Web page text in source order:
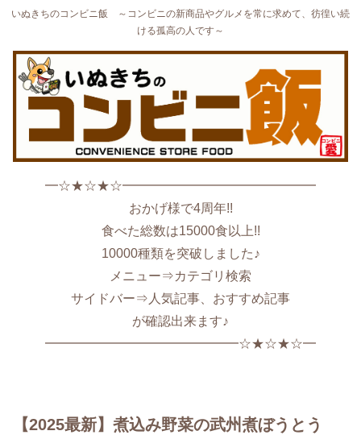
いぬきちのコンビニ飯 ～コンビニの新商品やグルメを常に求めて、彷徨い続
ける孤高の人です～
━☆★☆★☆━━━━━━━━━━━━━━━
おかげ様で4周年!!
食べた総数は15000食以上!!
10000種類を突破しました♪
メニュー⇒カテゴリ検索
サイドバー⇒人気記事、おすすめ記事
が確認出来ます♪
━━━━━━━━━━━━━━━☆★☆★☆━
【2025最新】煮込み野菜の武州煮ぼうとう